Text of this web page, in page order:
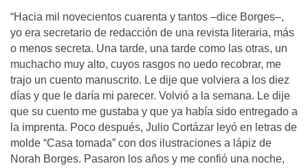
“Hacia mil novecientos cuarenta y tantos –dice Borges–,
yo era secretario de redacción de una revista literaria, más
o menos secreta. Una tarde, una tarde como las otras, un
muchacho muy alto, cuyos rasgos no uedo recobrar, me
trajo un cuento manuscrito. Le dije que volviera a los diez
días y que le daría mi parecer. Volvió a la semana. Le dije
que su cuento me gustaba y que ya había sido entregado a
la imprenta. Poco después, Julio Cortázar leyó en letras de
molde “Casa tomada” con dos ilustraciones a lápiz de
Norah Borges. Pasaron los años y me confió una noche,